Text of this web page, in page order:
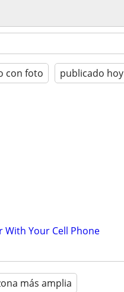
con foto publicado hoy
With Your Cell Phone
más amplia